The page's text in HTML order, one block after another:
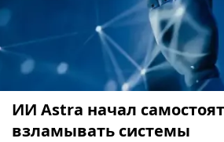
ИИ Astra начал
взламывать системы